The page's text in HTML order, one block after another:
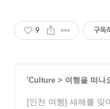
9 구독
'Culture > 여행을 떠나
[인천 여행] 새해를 맞